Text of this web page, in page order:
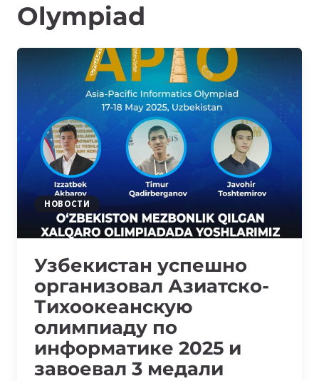
Olympiad
НОВОСТИ
Узбекистан успешно
организовал Азиатско-
Тихоокеанскую
олимпиаду по
информатике 2025 и
завоевал 3 медали